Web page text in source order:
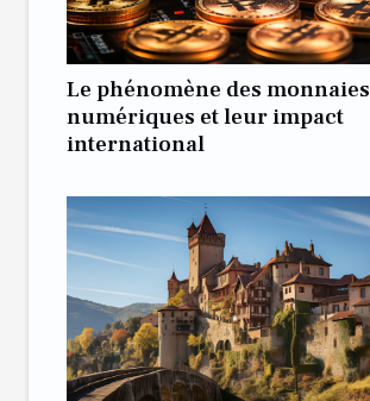
Le phénomène des monnaies
numériques et leur impact
international